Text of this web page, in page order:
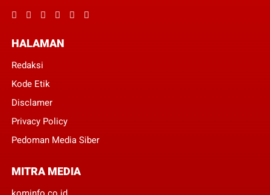
HALAMAN
Redaksi
Kode Etik
Disclamer
Privacy Policy
Pedoman Media Siber
MITRA MEDIA